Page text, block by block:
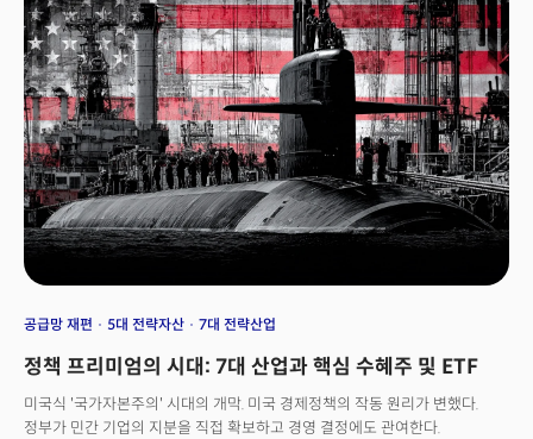
금융시장은 이 충격에 어떻게 대응하고 있을까? 이러한 사태의 본질은 하나의
거대한 서사가 숨어있다. 패권전쟁이 '에너지 전쟁'으로 진화하고 있다는 것과
법정화폐 시스템의 근간인 '제도적 신뢰'가 무너지고 있다는 것이다. 자본은
이미 탈출구를 찾아 움직이기 시작했다.
공급망 재편 5대 전략자산 7대 전략산업
정책 프리미엄의 시대: 7대 산업과 핵심 수혜주 및 ETF
미국식 '국가자본주의' 시대의 개막. 미국 경제정책의 작동 원리가 변했다.
정부가 민간 기업의 지분을 직접 확보하고 경영 결정에도 관여한다.